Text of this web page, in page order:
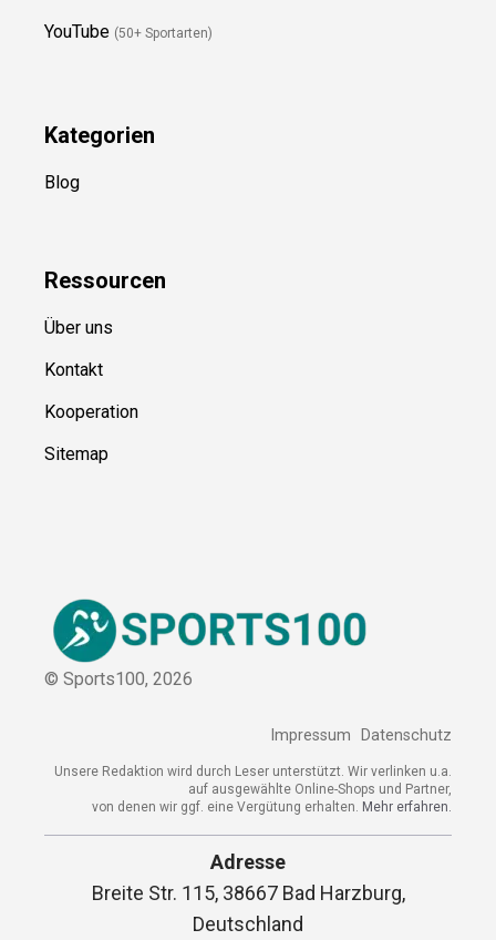
YouTube (50+ Sportarten)
Kategorien
Blog
Ressourcen
Über uns
Kontakt
Kooperation
Sitemap
© Sports100, 2026
Impressum Datenschutz
Unsere Redaktion wird durch Leser unterstützt. Wir verlinken
u.a. auf ausgewählte Online-Shops und Partner,
von denen wir ggf. eine Vergütung erhalten.Mehr erfahren.
Adresse
Breite Str. 115, 38667 Bad Harzburg,
Deutschland